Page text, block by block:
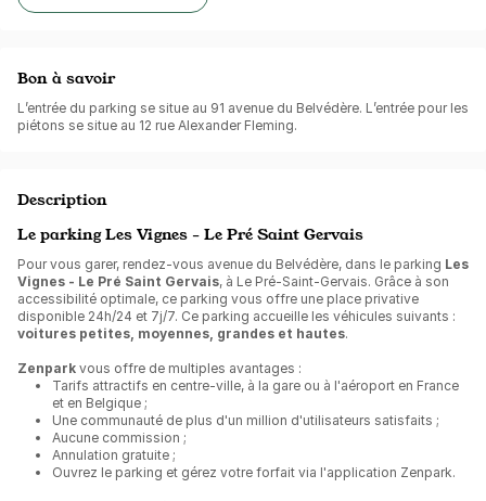
Bon à savoir
L’entrée du parking se situe au 91 avenue du Belvédère. L’entrée pour les
piétons se situe au 12 rue Alexander Fleming.
Description
Le parking Les Vignes - Le Pré Saint Gervais
Pour vous garer, rendez-vous avenue du Belvédère, dans le parking Les
Vignes - Le Pré Saint Gervais, à Le Pré-Saint-Gervais. Grâce à son
accessibilité optimale, ce parking vous offre une place privative
disponible 24h/24 et 7j/7. Ce parking accueille les véhicules suivants :
voitures petites, moyennes, grandes et hautes.
Zenpark vous offre de multiples avantages :
Tarifs attractifs en centre-ville, à la gare ou à l'aéroport en France
et en Belgique ;
Une communauté de plus d'un million d'utilisateurs satisfaits ;
Aucune commission ;
Annulation gratuite ;
Ouvrez le parking et gérez votre forfait via l'application Zenpark.